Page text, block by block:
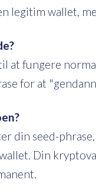
legitim wallet,
at fungere
for at
din seed-
Din